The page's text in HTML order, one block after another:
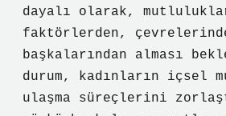
dayalı olarak,
faktörlerden,
başkalarından alması
durum, kadınların içsel
ulaşma süreçlerini